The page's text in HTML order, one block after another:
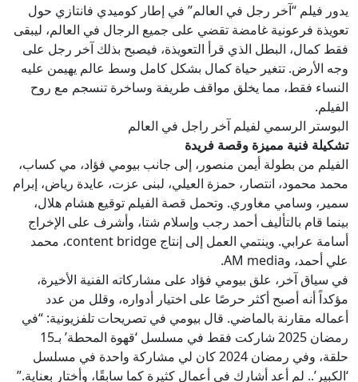
يدور فيلم “آخر رجل في العالم” في إطار كوميدي فانتازي حول
تعويذة فرعونية غامضة تقضي على جميع الرجال في العالم، ليبقى
فقط كمال، البطل الذي قرأ التعويذة، فيصبح بذلك آخر رجل على
وجه الأرض. تتغير حياة كمال بشكل كامل وسط عالم يهيمن عليه
النساء فقط، مما يخلق مواقف طريفة وساخرة تنسجم مع روح
الفيلم.
البوستر الرسمي لفيلم آخر راجل في العالم
تشكيلة فنية مميزة وقصة فريدة
الفيلم من بطولة أيمن منصور، إلى جانب بيومي فؤاد، مي كساب،
محمد محمود، انتصار، حمزة العيلي، لبنى عزت، عايدة رياض، إبرام
سمير، وسامي مغاوري. وتحمل قصة الفيلم توقيع هشام هلال،
بينما قام بالتأليف أحمد رجب وإسلام شتا، وأشرف على الإخراج
أسامة عرابي. وينتمي العمل إلى إنتاج content bridge، محمد
علي أحمد، وAM media.
في سياق آخر، علق بيومي فؤاد على مشاركاته الفنية الأخيرة،
مؤكداً أنه أصبح أكثر حرصًا على اختيار أدواره، وقلل من عدد
أعماله مقارنة بالماضي. قال بيومي في تصريحات تلفزيونية: “في
رمضان 2025 شاركت فقط في مسلسل ‘قهوة المحطة’ بـ15
حلقة، وفي رمضان 2024 كان لي مشاركة واحدة في مسلسل
‘الكبير’.. لم أعد أشارك في أعمال كثيرة كما سابقًا، وأختار بعناية.”